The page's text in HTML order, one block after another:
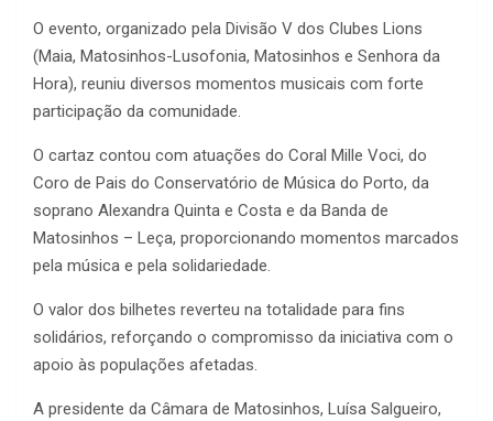
O evento, organizado pela Divisão V dos Clubes Lions
(Maia, Matosinhos-Lusofonia, Matosinhos e Senhora da
Hora), reuniu diversos momentos musicais com forte
participação da comunidade.
O cartaz contou com atuações do Coral Mille Voci, do
Coro de Pais do Conservatório de Música do Porto, da
soprano Alexandra Quinta e Costa e da Banda de
Matosinhos – Leça, proporcionando momentos marcados
pela música e pela solidariedade.
O valor dos bilhetes reverteu na totalidade para fins
solidários, reforçando o compromisso da iniciativa com o
apoio às populações afetadas.
A presidente da Câmara de Matosinhos, Luísa Salgueiro,